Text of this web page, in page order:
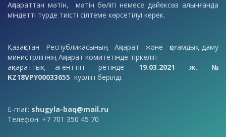
Ақпараттан мәтін, мәтін бөлігі немесе дәйексөз алынғанда
міндетті түрде тиісті сілтеме көрсетілуі керек.
Қазақстан Республикасының Ақпарат және қоғамдық даму
министрлігінің Ақпарат комитетінде тіркеліп
ақпараттық агенттігі ретінде 19.03.2021 ж. №
KZ18VPY00033655 куәлігі берілді.
E-mail: shugyla-baq@mail.ru
Телефон: +7 701 350 45 70